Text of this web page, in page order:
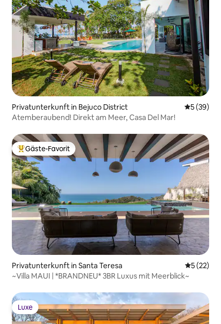
Privatunterkunft in Bejuco District
5 (39)
Atemberaubend! Direkt am Meer, Casa Del Mar!
Beliebter Gäste-Favorit.
Gäste-Favorit
Privatunterkunft in Santa Teresa
5 (22)
~Villa MAUI | *BRANDNEU* 3BR Luxus mit Meerblick~
Luxe
Luxe